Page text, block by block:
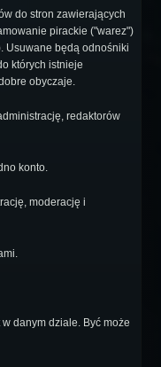
do stron zawierających
pirackie ("warez")
Usuwane będą odnośniki
których istnieje
obyczaje.
redaktorów
konto.
moderację i
danym dziale. Być może